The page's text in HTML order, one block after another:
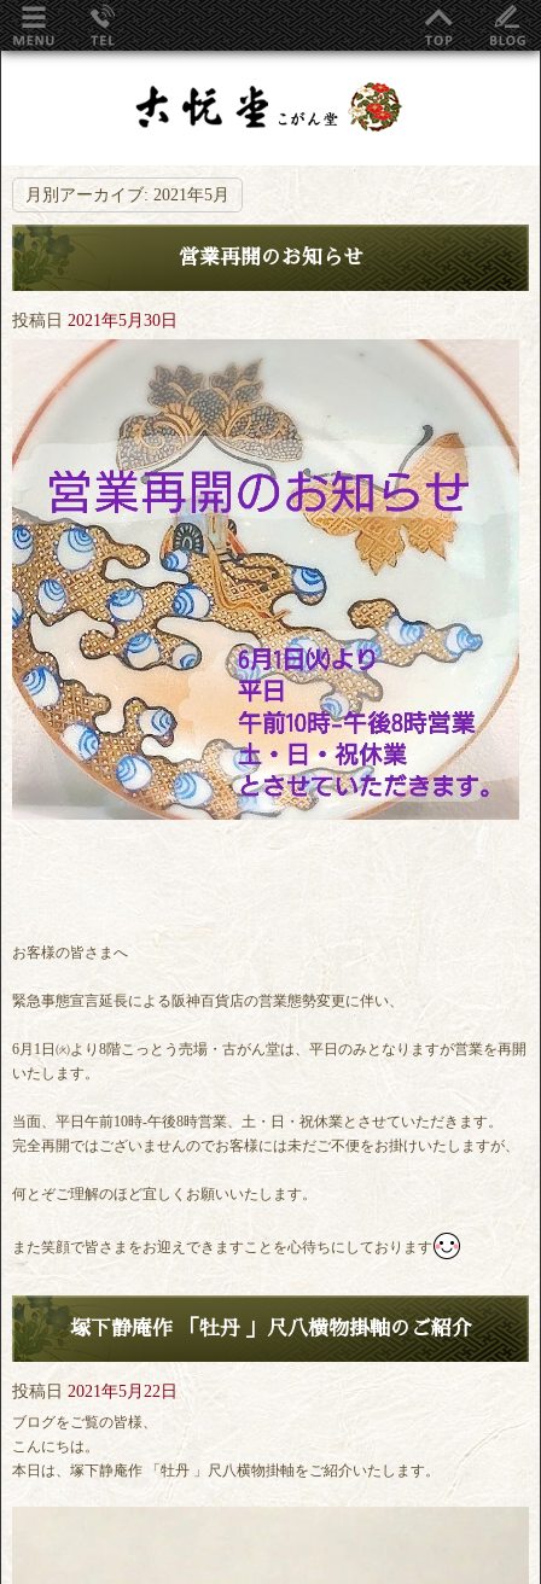
月別アーカイブ:2021年5月
営業再開のお知らせ
投稿日 2021年5月30日
お客様の皆さまへ
緊急事態宣言延長による阪神百貨店の営業態勢変更に伴い、
6月1日㈫より8階こっとう売場・古がん堂は、平日のみとなりますが営業を再開
いたします。
当面、平日午前10時-午後8時営業、土・日・祝休業とさせていただきます。
完全再開ではございませんのでお客様には未だご不便をお掛けいたしますが、
何とぞご理解のほど宜しくお願いいたします。
また笑顔で皆さまをお迎えできますことを心待ちにしております
塚下静庵作 「牡丹 」尺八横物掛軸のご紹介
投稿日 2021年5月22日
ブログをご覧の皆様、
こんにちは。
本日は、塚下静庵作 「牡丹 」尺八横物掛軸をご紹介いたします。